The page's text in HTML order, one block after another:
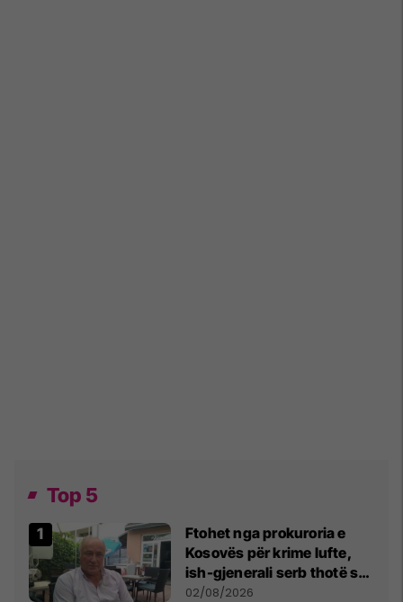
Top 5
Ftohet nga prokuroria e
Kosovës për krime lufte,
ish-gjenerali serb thotë se
dikush e tradhtoi në
02/08/2026